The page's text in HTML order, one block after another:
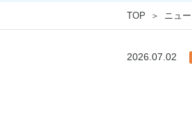
TOP ニュ
2026.07.02